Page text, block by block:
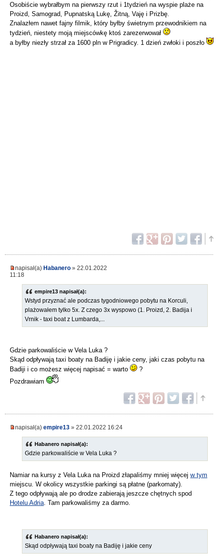
Osobiście wybrałbym na pierwszy rzut i 1tydzień na wyspie plaże na
Proizd, Samograd, Pupnatską Lukę, Žitną, Vaję i Prizbę.
Znalazłem nawet fajny filmik, który byłby świetnym przewodnikiem na
tydzień, niestety moją miejscówkę ktoś zarezerwował
a byłby niezły strzał za 1600 pln w Prigradicy. 1 dzień zwłoki i poszło
napisał(a) Habanero » 22.01.2022
11:18
empire13 napisał(a):
Wstyd przyznać ale podczas tygodniowego pobytu na Korculi,
plażowałem tylko 5x. Z czego 3x wyspowo (1. Proizd, 2. Badija i
Vrnik - taxi boat z Lumbarda,...
Gdzie parkowaliście w Vela Luka ?
Skąd odpływają taxi boaty na Badiję i jakie ceny, jaki czas pobytu na
Badiji i co możesz więcej napisać = warto
?
Pozdrawiam
napisał(a) empire13 » 22.01.2022 16:24
Habanero napisał(a):
Gdzie parkowaliście w Vela Luka ?
Namiar na kursy z Vela Luka na Proizd złapaliśmy mniej więcej w tym
miejscu. W okolicy wszystkie parkingi są płatne (parkomaty).
Z tego odpływają ale po drodze zabierają jeszcze chętnych spod
Hotelu Adria. Tam parkowaliśmy za darmo.
Habanero napisał(a):
Skąd odpływają taxi boaty na Badiję i jakie ceny